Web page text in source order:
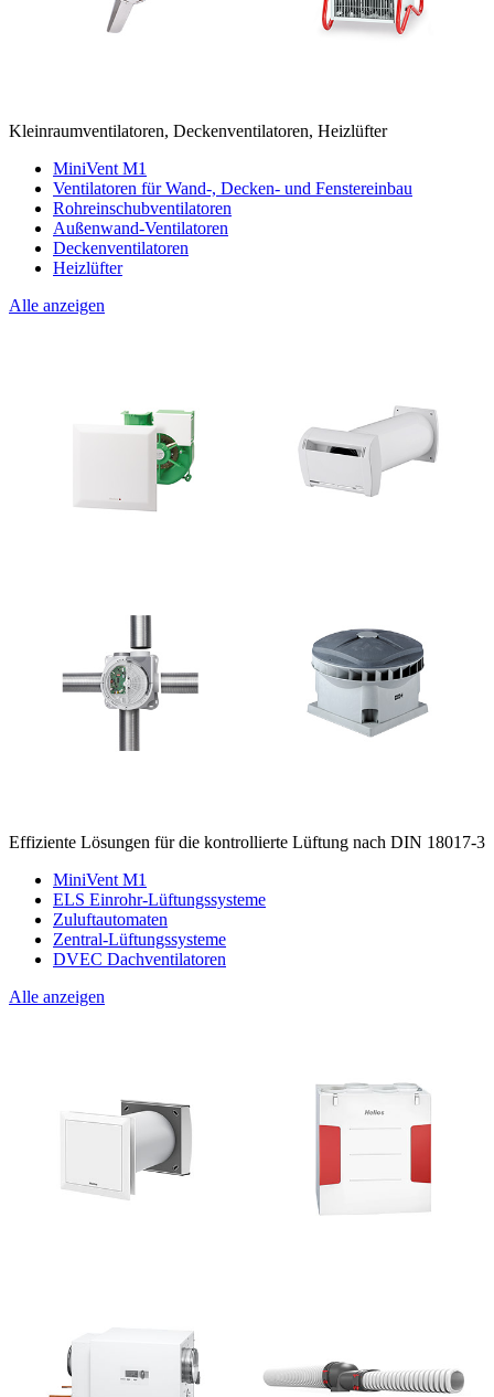
Kleinraumventilatoren, Deckenventilatoren, Heizlüfter
MiniVent M1
Ventilatoren für Wand-, Decken- und Fenstereinbau
Rohreinschubventilatoren
Außenwand-Ventilatoren
Deckenventilatoren
Heizlüfter
Alle anzeigen
Effiziente Lösungen für die kontrollierte Lüftung nach DIN 18017-3
MiniVent M1
ELS Einrohr-Lüftungssysteme
Zuluftautomaten
Zentral-Lüftungssysteme
DVEC Dachventilatoren
Alle anzeigen